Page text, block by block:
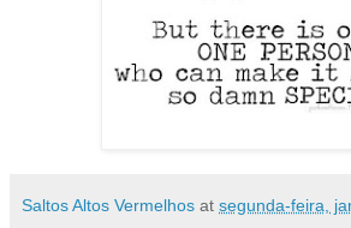
Saltos Altos Vermelhos at segunda-feira,